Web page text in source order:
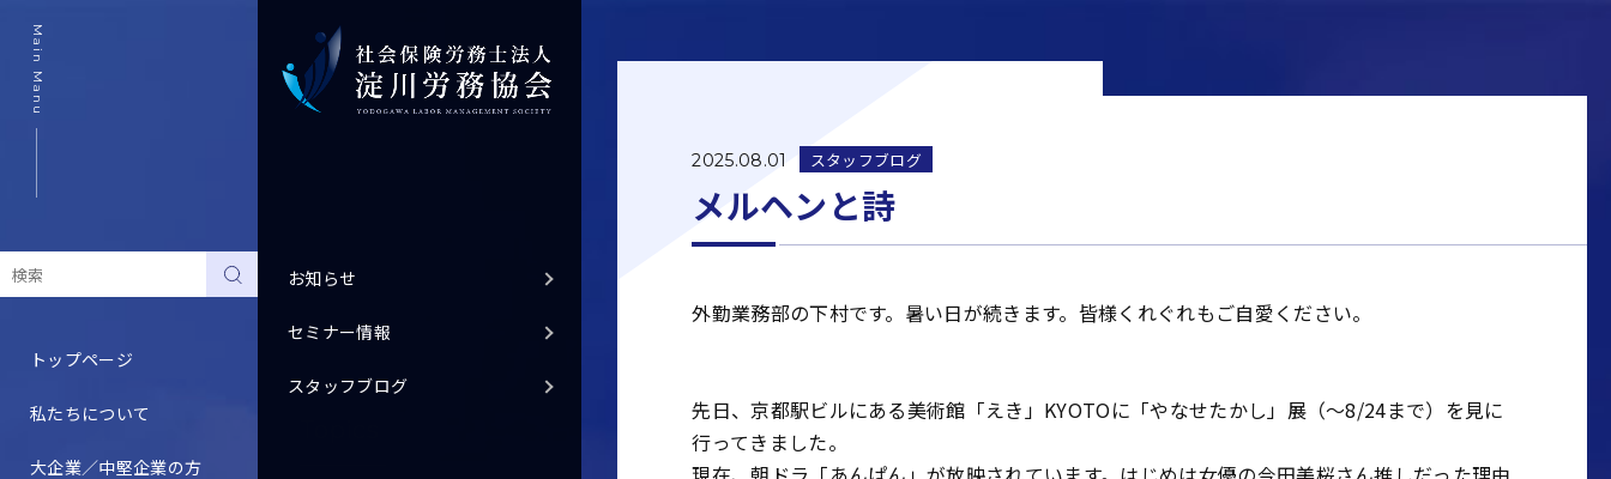
Main Manu
トップページ
私たちについて
大企業／中堅企業の方
お知らせ
セミナー情報
スタッフブログ
2025.08.01 スタッフブログ
メルヘンと詩
外勤業務部の下村です。暑い日が続きます。皆様くれぐれもご自愛ください。
先日、京都駅ビルにある美術館「えき」KYOTOに「やなせたかし」展（～8/24まで）を見に
行ってきました。